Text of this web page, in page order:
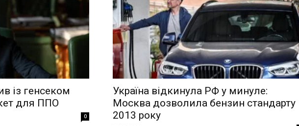
Світ
Технології
із генсеком
для ППО
0
Україна відкинула РФ у минуле:
Москва дозволила бензин стандарту
2013 року